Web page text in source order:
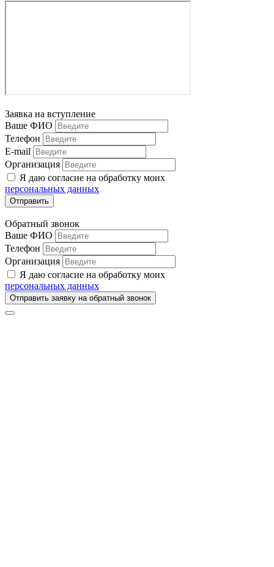
Заявка на вступление
Ваше ФИО
Телефон
E-mail
Организация
Я даю согласие на обработку моих
персональных данных
Отправить
Обратный звонок
Ваше ФИО
Телефон
Организация
Я даю согласие на обработку моих
персональных данных
Отправить заявку на обратный звонок